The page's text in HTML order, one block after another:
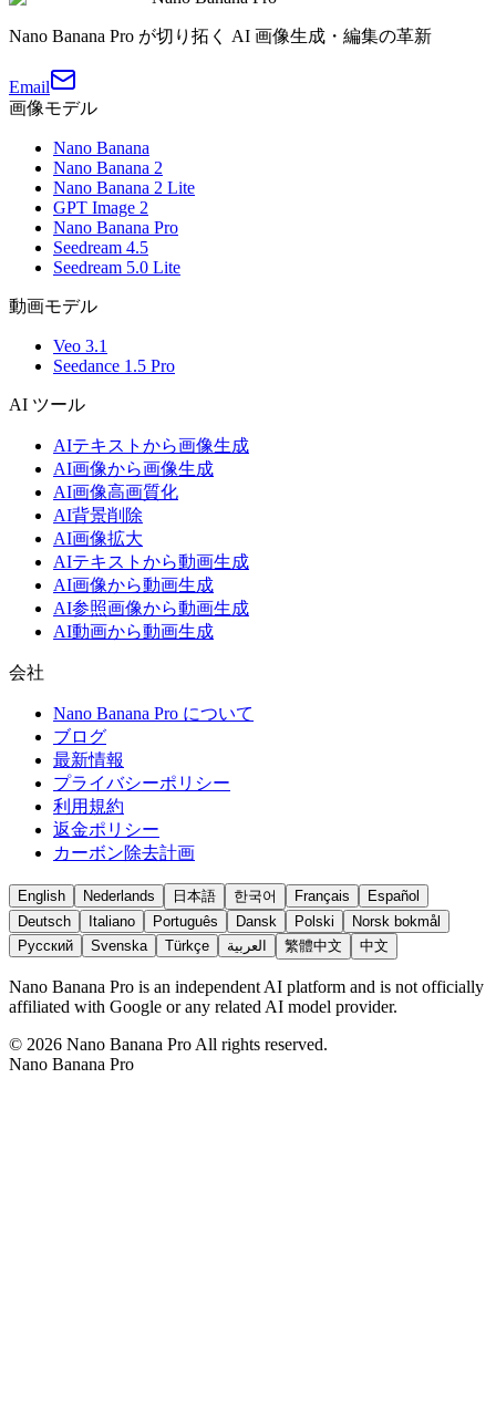
Nano Banana Pro が切り拓く AI 画像生成・編集の革新
Email
画像モデル
Nano Banana
Nano Banana 2
Nano Banana 2 Lite
GPT Image 2
Nano Banana Pro
Seedream 4.5
Seedream 5.0 Lite
動画モデル
Veo 3.1
Seedance 1.5 Pro
AI ツール
AIテキストから画像生成
AI画像から画像生成
AI画像高画質化
AI背景削除
AI画像拡大
AIテキストから動画生成
AI画像から動画生成
AI参照画像から動画生成
AI動画から動画生成
会社
Nano Banana Pro について
ブログ
最新情報
プライバシーポリシー
利用規約
返金ポリシー
カーボン除去計画
English Nederlands 日本語 한국어 Français
Español
Deutsch
Italiano Português Dansk Polski
Norsk bokmål
Русский
Svenska Türkçe العربية 繁體中文 中文
Nano Banana Pro is an independent AI platform and is not officially
affiliated with Google or any related AI model provider.
© 2026 Nano Banana Pro All rights reserved.
Nano Banana Pro